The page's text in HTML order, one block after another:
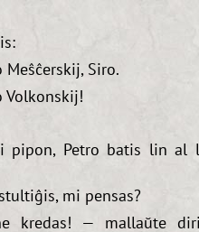
Siro.
Volkonskij!
pipon, Petro batis lin al
mi pensas?
kredas! — mallaŭte